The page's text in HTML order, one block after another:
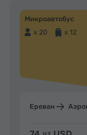
Микроавтобус
x 20
x 12
Ереван